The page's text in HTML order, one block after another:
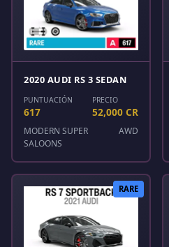
2020 AUDI RS 3 SEDAN
PUNTUACIÓN
617
PRECIO
52,000 CR
MODERN SUPER
SALOONS
AWD
RARE